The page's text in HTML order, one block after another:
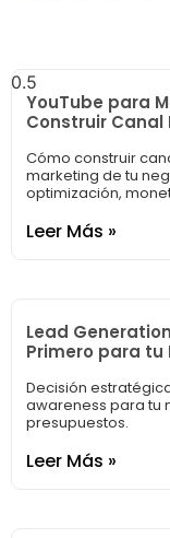
YouTube para
Construir Canal
Cómo construir
marketing de tu
optimización,
Leer Más »
Lead
Primero para tu
Decisión
awareness para tu
presupuestos.
Leer Más »